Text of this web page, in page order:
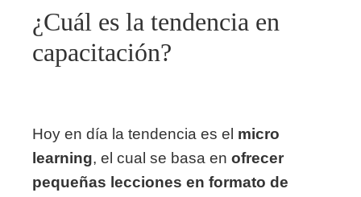
¿Cuál es la tendencia en
capacitación?
Hoy en día la tendencia es el micro
learning, el cual se basa en ofrecer
pequeñas lecciones en formato de